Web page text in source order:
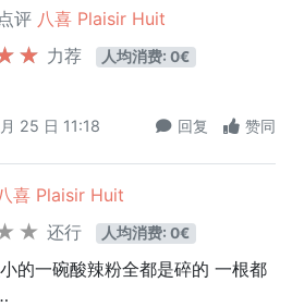
点评 八喜 Plaisir Huit
力荐
人均消费: 0€
25 日 11:18 回复 赞同
喜 Plaisir Huit
还行
人均消费: 0€
的一碗酸辣粉全都是碎的 一根都